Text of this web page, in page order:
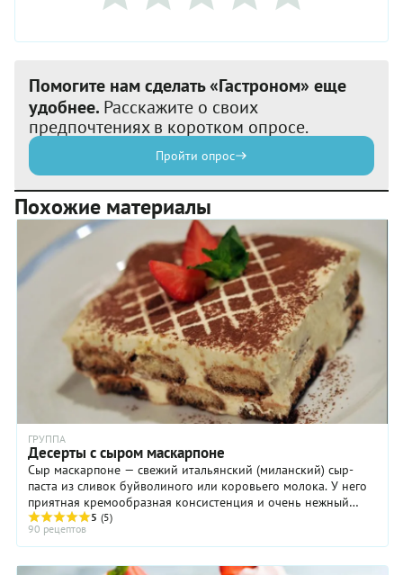
Помогите нам сделать «Гастроном» еще
удобнее. Расскажите о своих
предпочтениях в коротком опросе.
Пройти опрос
Похожие материалы
ГРУППА
Десерты с сыром маскарпоне
Сыр маскарпоне — свежий итальянский (миланский) сыр-
паста из сливок буйволиного или коровьего молока. У него
приятная кремообразная консистенция и очень нежный
5 (5)
90 рецептов